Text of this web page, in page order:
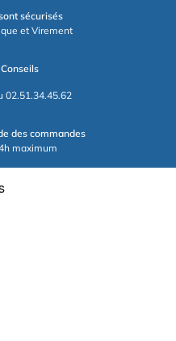
sécurisés
et Virement
02.51.34.45.62
des commandes
maximum